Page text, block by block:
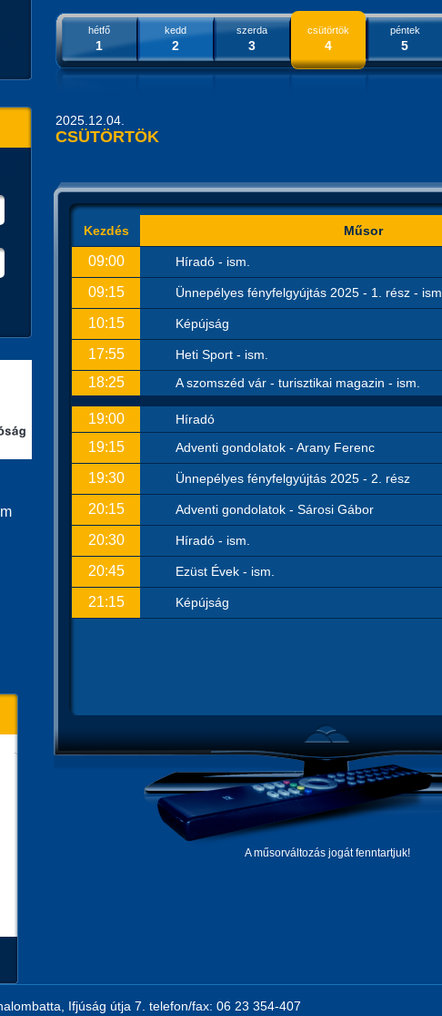
hétfő
1
kedd
2
szerda
3
csütörtök
4
péntek
5
2025.12.04.
CSÜTÖRTÖK
Kezdés Műsor
09:00 Híradó - ism.
09:15 Ünnepélyes fényfelgyújtás 2025 - 1. rész - ism.
10:15 Képújság
17:55 Heti Sport - ism.
18:25 A szomszéd vár - turisztikai magazin - ism.
19:00 Híradó
19:15 Adventi gondolatok - Arany Ferenc
19:30 Ünnepélyes fényfelgyújtás 2025 - 2. rész
20:15 Adventi gondolatok - Sárosi Gábor
20:30 Híradó - ism.
20:45 Ezüst Évek - ism.
21:15 Képújság
A műsorváltozás jogát fenntartjuk!
Ifjúság útja 7. telefon/fax: 06 23 354-407